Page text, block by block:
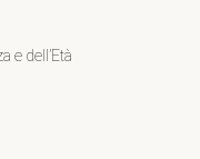
e dell’Età